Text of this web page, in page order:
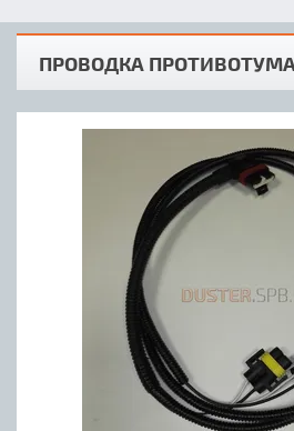
ПРОВОДКА